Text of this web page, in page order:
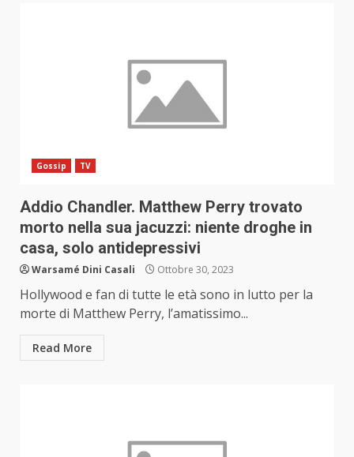
Gossip TV
Addio Chandler. Matthew Perry trovato
morto nella sua jacuzzi: niente droghe in
casa, solo antidepressivi
Warsamé Dini Casali Ottobre 30, 2023
Hollywood e fan di tutte le età sono in lutto per la
morte di Matthew Perry, l’amatissimo...
Read More